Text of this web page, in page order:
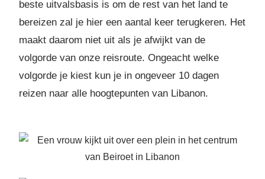
beste uitvalsbasis is om de rest van het land te
bereizen zal je hier een aantal keer terugkeren. Het
maakt daarom niet uit als je afwijkt van de
volgorde van onze reisroute. Ongeacht welke
volgorde je kiest kun je in ongeveer 10 dagen
reizen naar alle hoogtepunten van Libanon.